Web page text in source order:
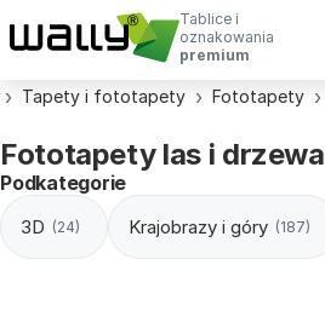
Tablice i
oznakowania
premium
Tapety i fototapety Fototapety
Podkategorie
3D (24) Krajobrazy i góry (187)
Fototapety las i drzewa